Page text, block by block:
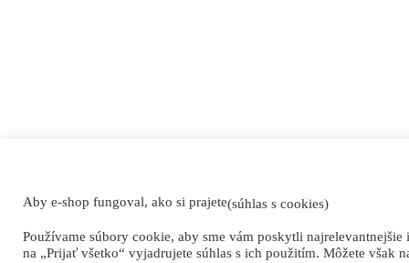
Aby e-shop fungoval, ako si prajete(súhlas s cookies)
Používame súbory cookie, aby sme vám poskytli
na „Prijať všetko“ vyjadrujete súhlas s ich použitím. Môžete však